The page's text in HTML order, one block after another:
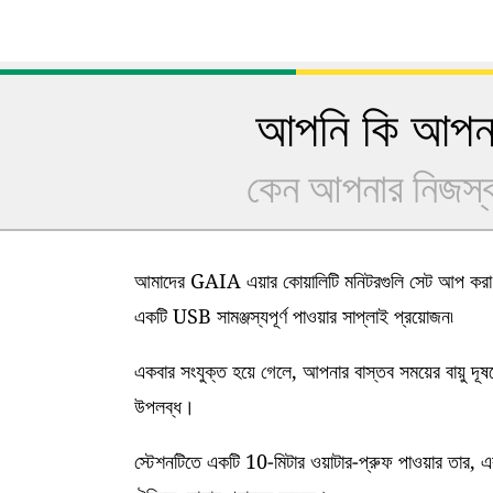
আপনি কি
কেন আপনার নিজস্ব
আমাদের GAIA এয়ার কোয়ালিটি মনিটরগুলি সেট আপ
একটি USB সামঞ্জস্যপূর্ণ পাওয়ার সাপ্লাই প্রয়োজন৷
একবার সংযুক্ত হয়ে গেলে, আপনার বাস্তব সময়ের বায়ু
উপলব্ধ।
স্টেশনটিতে একটি 10-মিটার ওয়াটার-প্রুফ পাওয়ার তার,